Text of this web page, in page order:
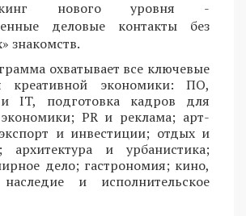
нового уровня -
деловые контакты без
знакомств.
охватывает все ключевые
креативной экономики: ПО,
IT, подготовка кадров для
PR и реклама; арт-
и инвестиции; отдых и
архитектура и урбанистика;
дело; гастрономия; кино,
наследие и исполнительское